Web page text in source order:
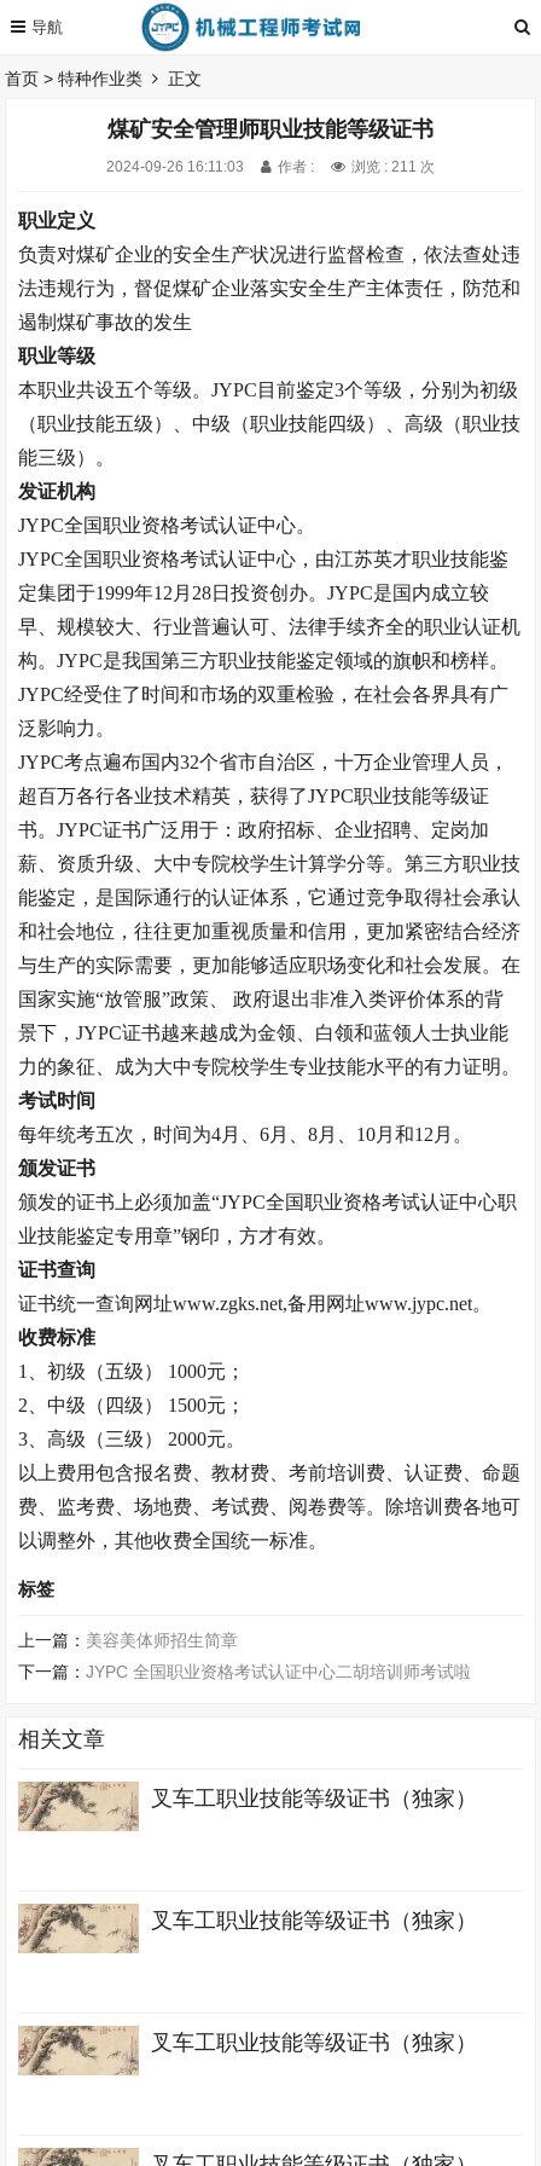
首页 >特种作业类 正文
煤矿安全管理师职业技能等级证书
2024-09-26 16:11:03 作者 : 浏览 : 211 次
职业定义
负责对煤矿企业的安全生产状况进行监督检查，依法查处违
法违规行为，督促煤矿企业落实安全生产主体责任，防范和
遏制煤矿事故的发生
职业等级
本职业共设五个等级。JYPC 目前鉴定3个等级，分别为初级
（职业技能五级）、中级（职业技能四级）、高级（职业技
能三级）。
发证机构
JYPC全国职业资格考试认证中心。
JYPC全国职业资格考试认证中心，由江苏英才职业技能鉴
定集团于1999年12 月 28日投资创办。JYPC是国内成立较
早、规模较大、行业普遍认可、法律手续齐全的职业认证机
构。JYPC是我国第三方职业技能鉴定领域的旗帜和榜样。
JYPC经受住了时间和市场的双重检验，在社会各界具有广
泛影响力。
JYPC考点遍布国内32个省市自治区，十万企业管理人员，
超百万各行各业技术精英，获得了JYPC职业技能等级证
书。JYPC证书广泛用于：政府招标、企业招聘、定岗加
薪、资质升级、大中专院校学生计算学分等。第三方职业技
能鉴定，是国际通行的认证体系，它通过竞争取得社会承认
和社会地位，往往更加重视质量和信用，更加紧密结合经济
与生产的实际需要，更加能够适应职场变化和社会发展。在
国家实施“放管服”政策、 政府退出非准入类评价体系的背
景下，JYPC证书越来越成为金领、白领和蓝领人士执业能
力的象征、成为大中专院校学生专业技能水平的有力证明。
考试时间
每年统考五次，时间为4月、6月、8月、 10月和12 月。
颁发证书
颁发的证书上必须加盖“JYPC全国职业资格考试认证中心职
业技能鉴定专用章”钢印，方才有效。
证书查询
证书统一查询网址www.zgks.net,备用网址www.jypc.net。
收费标准
1
、初级（五级） 1000元；
2 、中级（四级） 1500元；
3 、高级（三级） 2000元。
以上费用包含报名费、教材费、考前培训费、认证费、命题
费、监考费、场地费、考试费、阅卷费等。除培训费各地可
以调整外，其他收费全国统一标准。
标签
上一篇： 美容美体师招生简章
下一篇：JYPC 全国职业资格考试认证中心二胡培训师考试啦
相关文章
叉车工职业技能等级证书（独家）
叉车工职业技能等级证书（独家）
叉车工职业技能等级证书（独家）